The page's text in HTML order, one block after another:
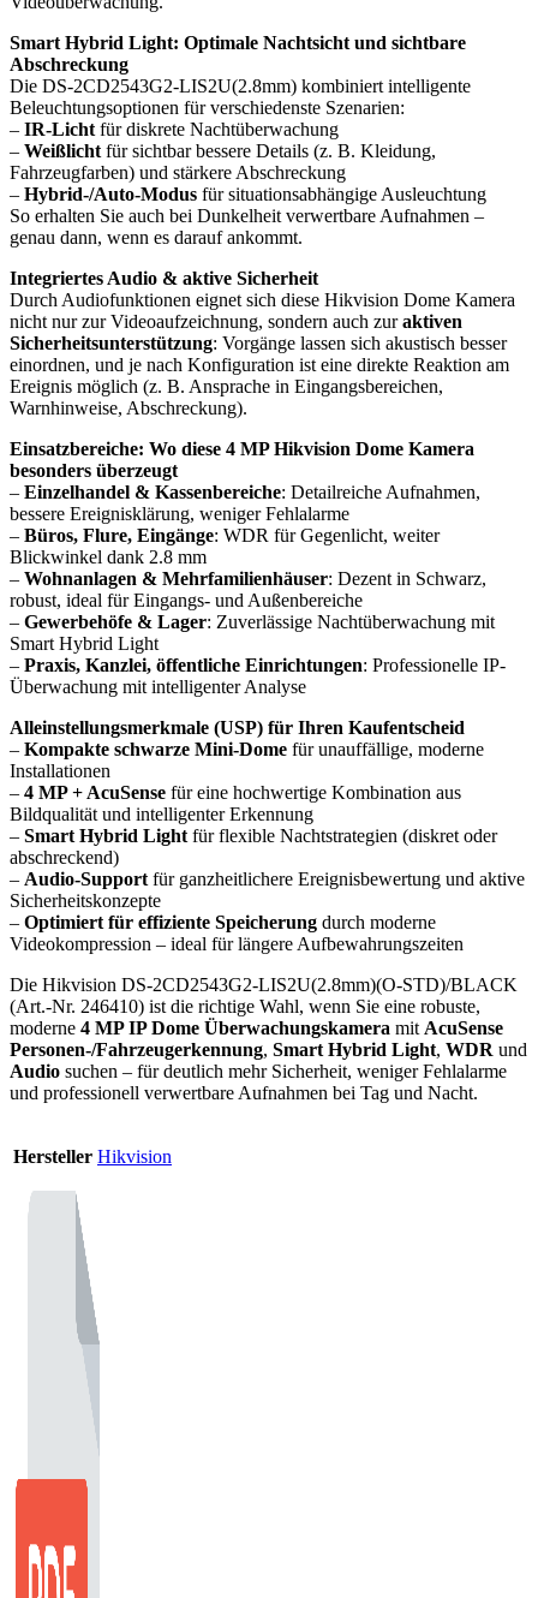
Smart Hybrid Light: Optimale Nachtsicht und sichtbare
Abschreckung
Die DS-2CD2543G2-LIS2U(2.8mm) kombiniert intelligente
Beleuchtungsoptionen für verschiedenste Szenarien:
– IR-Licht für diskrete Nachtüberwachung
– Weißlicht für sichtbar bessere Details (z. B. Kleidung,
Fahrzeugfarben) und stärkere Abschreckung
– Hybrid-/Auto-Modus für situationsabhängige Ausleuchtung
So erhalten Sie auch bei Dunkelheit verwertbare Aufnahmen –
genau dann, wenn es darauf ankommt.
Integriertes Audio & aktive Sicherheit
Durch Audiofunktionen eignet sich diese Hikvision Dome Kamera
nicht nur zur Videoaufzeichnung, sondern auch zuraktiven
Sicherheitsunterstützung: Vorgänge lassen sich akustisch besser
einordnen, und je nach Konfiguration ist eine direkte Reaktion am
Ereignis möglich (z. B. Ansprache in Eingangsbereichen,
Warnhinweise, Abschreckung).
Einsatzbereiche: Wo diese 4 MP Hikvision Dome Kamera
besonders überzeugt
– Einzelhandel & Kassenbereiche: Detailreiche Aufnahmen,
bessere Ereignisklärung, weniger Fehlalarme
– Büros, Flure, Eingänge: WDR für Gegenlicht, weiter
Blickwinkel dank 2.8 mm
– Wohnanlagen & Mehrfamilienhäuser: Dezent in Schwarz,
robust, ideal für Eingangs- und Außenbereiche
– Gewerbehöfe & Lager: Zuverlässige Nachtüberwachung mit
Smart Hybrid Light
– Praxis, Kanzlei, öffentliche Einrichtungen: Professionelle IP-
Überwachung mit intelligenter Analyse
Alleinstellungsmerkmale (USP) für Ihren Kaufentscheid
– Kompakte schwarze Mini-Dome für unauffällige, moderne
Installationen
– 4 MP + AcuSense für eine hochwertige Kombination aus
Bildqualität und intelligenter Erkennung
– Smart Hybrid Light für flexible Nachtstrategien (diskret oder
abschreckend)
– Audio-Support für ganzheitlichere Ereignisbewertung und aktive
Sicherheitskonzepte
– Optimiert für effiziente Speicherung durch moderne
Videokompression – ideal für längere Aufbewahrungszeiten
Die Hikvision DS-2CD2543G2-LIS2U(2.8mm)(O-STD)/BLACK
(Art.-Nr. 246410) ist die richtige Wahl, wenn Sie eine robuste,
moderne 4 MP IP Dome Überwachungskamera mit AcuSense
Personen-/Fahrzeugerkennung, Smart Hybrid Light, WDR und
Audio suchen – für deutlich mehr Sicherheit, weniger Fehlalarme
und professionell verwertbare Aufnahmen bei Tag und Nacht.
Hersteller Hikvision